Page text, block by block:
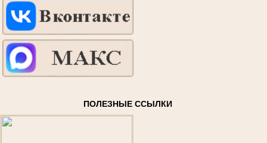
ПОЛЕЗНЫЕ ССЫЛКИ